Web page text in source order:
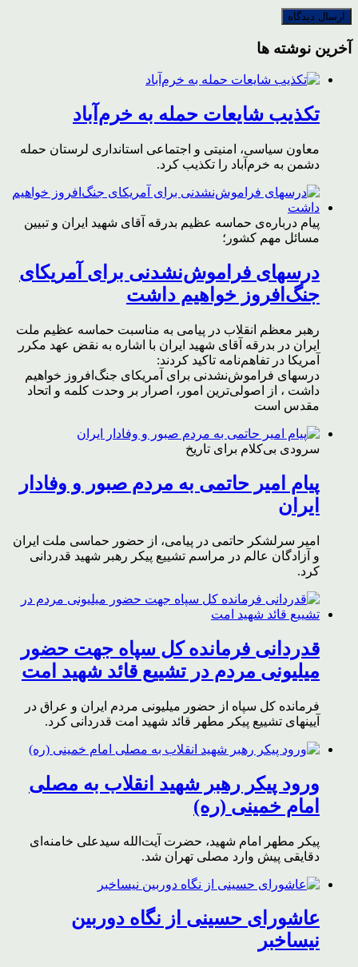
آخرین نوشته ها
تکذیب شایعات حمله به خرم‌آباد
معاون سیاسی، امنیتی و اجتماعی استانداری لرستان حمله
دشمن به خرم‌آباد را تکذیب کرد.
پیام درباره‌ی حماسه عظیم بدرقه آقای شهید ایران و تبیین
مسائل مهم کشور؛
درسهای فراموش‌نشدنی برای آمریکای
جنگ‌افروز خواهیم داشت
رهبر معظم انقلاب در پیامی به مناسبت حماسه عظیم ملت
ایران در بدرقه آقای شهید ایران با اشاره به نقض عهد مکرر
آمریکا در تفاهم‌نامه تاکید کردند:
درسهای فراموش‌نشدنی برای آمریکای جنگ‌افروز خواهیم
داشت ، از اصولی‌ترین امور، اصرار بر وحدت کلمه و اتحاد
مقدس است
سرودی بی‌کلام برای تاریخ
پیام امیر حاتمی به مردم صبور و وفادار
ایران
امیر سرلشکر حاتمی در پیامی، از حضور حماسی ملت ایران
و آزادگان عالم در مراسم تشییع پیکر رهبر شهید قدردانی
کرد.
قدردانی فرمانده کل سپاه جهت حضور
میلیونی مردم در تشییع قائد شهید امت
فرمانده کل سپاه از حضور میلیونی مردم ایران و عراق در
آیینهای تشییع پیکر مطهر قائد شهید امت قدردانی کرد.
ورود پیکر رهبر شهید انقلاب به مصلی
امام خمینی (ره)
پیکر مطهر امام شهید،‌ حضرت آیت‌الله سیدعلی خامنه‌ای
دقایقی پیش وارد مصلی تهران شد.
عاشورای حسینی از نگاه دوربین
نیساخبر